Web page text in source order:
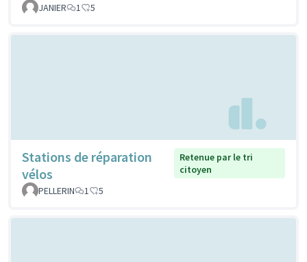
JANIER 1 5
Stations de réparation
vélos
Retenue par le tri
citoyen
PELLERIN
1 5